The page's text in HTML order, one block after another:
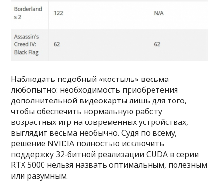
Наблюдать подобный «костыль» весьма
любопытно: необходимость приобретения
дополнительной видеокарты лишь для того,
чтобы обеспечить нормальную работу
возрастных игр на современных устройствах,
выглядит весьма необычно. Судя по всему,
решение NVIDIA полностью исключить
поддержку 32-битной реализации CUDA в серии
RTX 5000 нельзя назвать оптимальным, полезным
или разумным.